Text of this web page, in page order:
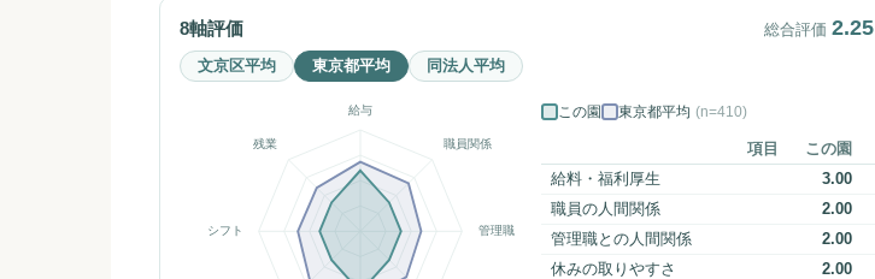
8軸評価 総合評価 2.25
文京区平均 東京都平均 同法人平均
給与
職員関係
管理職
シフト
残業
この園 東京都平均 (n=410)
項目 この園
給料・福利厚生
3.00
職員の人間関係
2.00
管理職との人間関係
2.00
休みの取りやすさ
2.00